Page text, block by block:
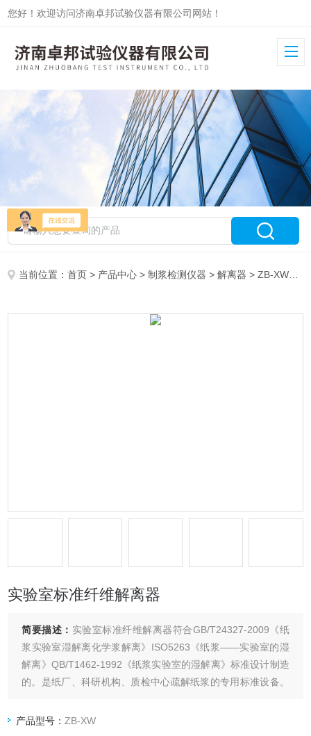
您好！欢迎访问济南卓邦试验仪器有限公司网站！
当前位置：首页 > 产品中心 >制浆检测仪器 >解离器 > ZB-XW实验室标准纤维解离器
实验室标准纤维解离器
简要描述： 实验室标准纤维解离器符合GB/T24327-2009《纸
浆实验室湿解离化学浆解离》ISO5263《纸浆——实验室的湿
解离》QB/T1462-1992《纸浆实验室的湿解离》标准设计制造
的。是纸厂、科研机构、质检中心疏解纸浆的专用标准设备。
的纤维在水中相互分开，又最大限度的保持纤维原来面貌、性
产品型号：ZB-XW